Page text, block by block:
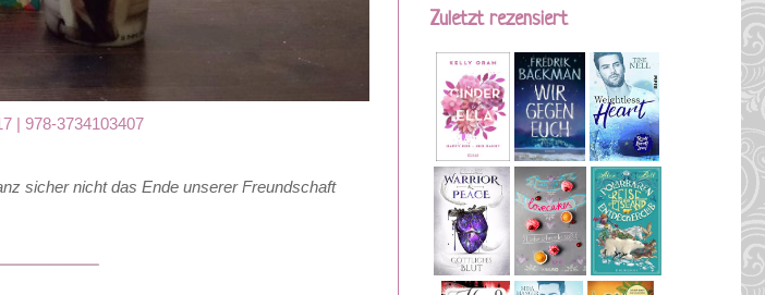
| 978-3734103407
sicher nicht das Ende unserer Freundschaft
Zuletzt rezensiert